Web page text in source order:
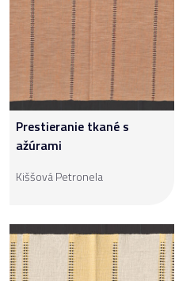
Prestieranie tkané s
ažúrami
Kiššová Petronela